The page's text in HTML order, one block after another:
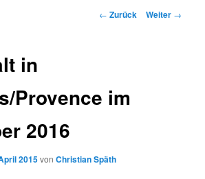
Beitrags-
← Zurück Weiter →
in
Provence im
2016
2015vonChristian Späth